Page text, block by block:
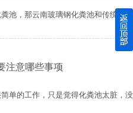
代传统玻璃钢化粪池的这几点原因
些基础知识你都记住了吗？
该如何进行挑选？
，那云南玻璃钢化粪池和传统化
注意哪些事项
的工作，只是觉得化粪池太脏，